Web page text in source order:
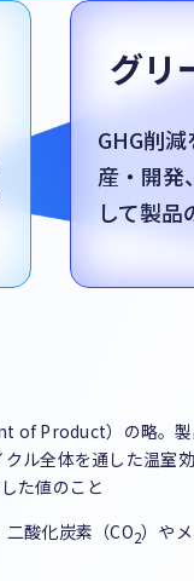
グリ
GHG削
産・開発
して製品
of Product）の略。製
ル全体を通した温室効
た値のこと
酸化炭素（CO2）や